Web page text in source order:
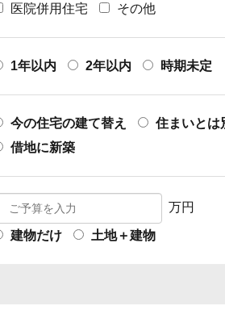
医院併用住宅
その他
1年以内 2年以内 時期未定
今の住宅の建て替え 住まいとは
借地に新築
万円
建物だけ 土地＋建物